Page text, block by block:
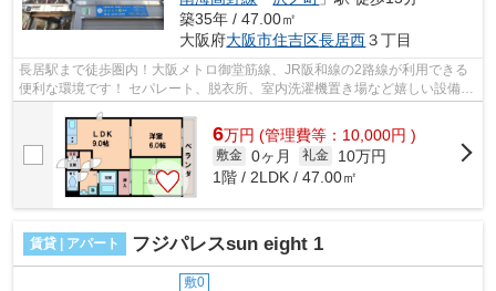
築35年 / 47.00㎡
大阪府大阪市住吉区長居西３丁目
長居駅まで徒歩圏内！大阪メトロ御堂筋線、JR阪和線の2路線が利用できる
便利な環境です！ セパレート、脱衣所、室内洗濯機置き場など嬉しい設備が
6万円 (管理費等：10,000円 )
敷金 0ヶ月 礼金
10万円
1階 / 2LDK / 47.00㎡
賃貸 | アパート フジパレスsun eight 1
敷0